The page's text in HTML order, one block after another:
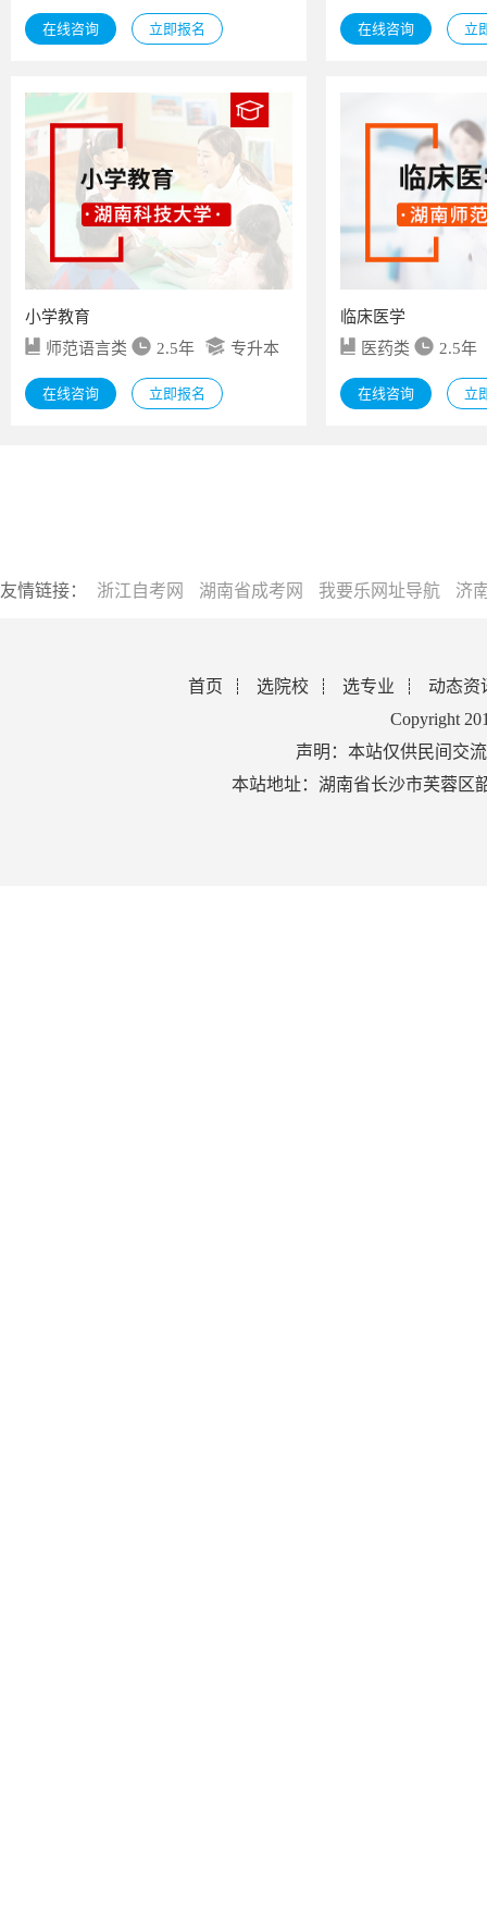
在线咨询 立即报名 在线咨询 立
小学教育
师范语言类
2.5年 专升本
在线咨询 立即报名
临床医学
医药类
2.5年
在线咨询 立
友情链接： 浙江自考网 湖南省成考网 我要乐网址导航 济
首页 选院校 选专业
动态资
Copyright
声明：本站仅供民间交
本站地址：湖南省长沙市芙蓉区